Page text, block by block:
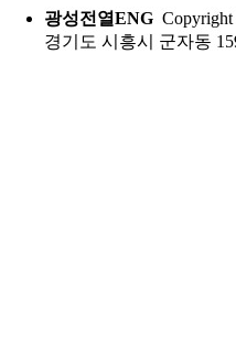
광성전열ENG Copyright
경기도 시흥시 군자동